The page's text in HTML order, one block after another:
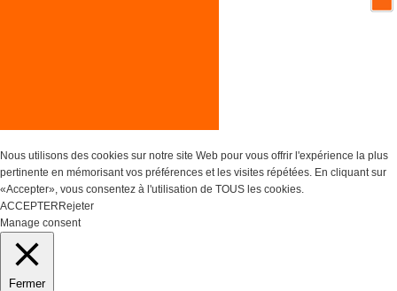
Nous utilisons des cookies sur notre site Web pour vous offrir l'expérience la plus
pertinente en mémorisant vos préférences et les visites répétées. En cliquant sur
«Accepter», vous consentez à l'utilisation de TOUS les cookies.
ACCEPTER Rejeter
Manage consent
Fermer